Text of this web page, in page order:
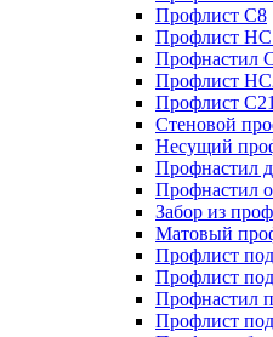
Профлист С8
Профлист
Профнастил
Профлист
Профлист С21
Стеновой
Несущий
Профнастил
Профнастил
Забор из
Матовый
Профлист
Профлист
Профнастил
Профлист